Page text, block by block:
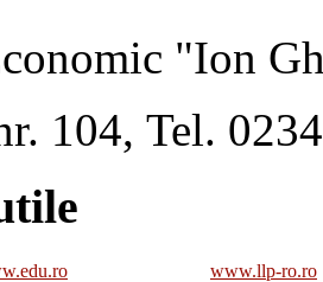
"Ion
104, Tel.
www.llp-ro.ro